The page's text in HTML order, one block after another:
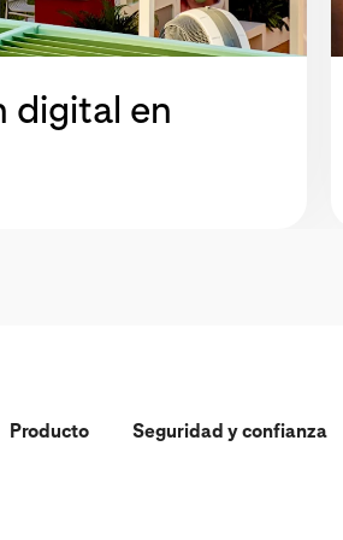
digital en
Producto Seguridad y confianza